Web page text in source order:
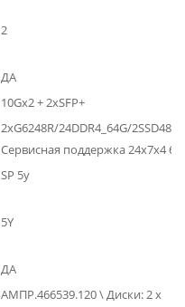
2
ДА
10Gх2 + 2xSFP+
2xG6248R/24DDR4_64G/
Сервисная поддержка 24х7х4 60
SP 5y
5Y
ДА
АМПР.466539.120 \ Диски: 2 х